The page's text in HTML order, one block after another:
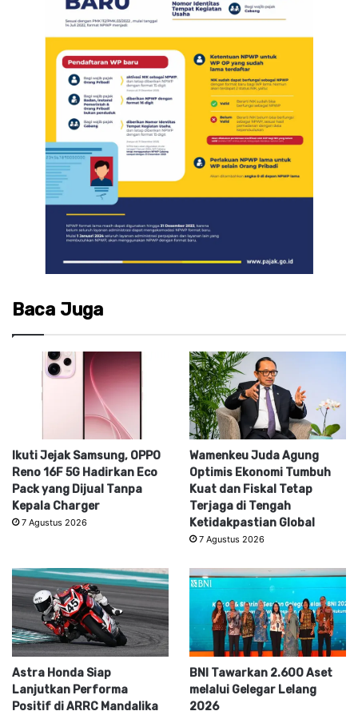
Baca Juga
Ikuti Jejak Samsung, OPPO
Reno 16F 5G Hadirkan Eco
Pack yang Dijual Tanpa
Kepala Charger
7 Agustus 2026
Wamenkeu Juda Agung
Optimis Ekonomi Tumbuh
Kuat dan Fiskal Tetap
Terjaga di Tengah
Ketidakpastian Global
7 Agustus 2026
Astra Honda Siap
Lanjutkan Performa
Positif di ARRC Mandalika
BNI Tawarkan 2.600 Aset
melalui Gelegar Lelang
2026